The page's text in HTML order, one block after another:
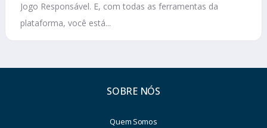
Jogo Responsável. E, com todas as ferramentas da
plataforma, você está...
SOBRE NÓS
Quem Somos